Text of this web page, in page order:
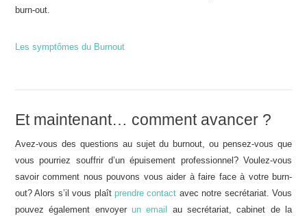
burn-out.
Les symptômes du Burnout
Et maintenant… comment avancer ?
Avez-vous des questions au sujet du burnout, ou pensez-vous que
vous pourriez souffrir d’un épuisement professionnel? Voulez-vous
savoir comment nous pouvons vous aider à faire face à votre burn-
out? Alors s’il vous plaît prendre contact avec notre secrétariat. Vous
pouvez également envoyer un email
au secrétariat, cabinet de la